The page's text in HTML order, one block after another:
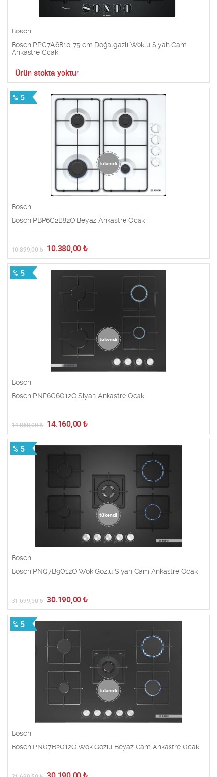
Bosch
Bosch PPQ7A6B10 75 cm Doğalgazlı Woklu Siyah Cam
Ankastre Ocak
Ürün stokta yoktur
% 5
Bosch
Bosch PBP6C2B82O Beyaz Ankastre Ocak
10.899,00₺ 10.380,00 ₺
% 5
Bosch
Bosch PNP6C6O12O Siyah Ankastre Ocak
14.868,00₺ 14.160,00 ₺
% 5
Bosch
Bosch PNQ7B9O12O Wok Gözlü Siyah Cam Ankastre Ocak
31.699,50₺ 30.190,00 ₺
% 5
Bosch
Bosch PNQ7B2O12O Wok Gözlü Beyaz Cam Ankastre Ocak